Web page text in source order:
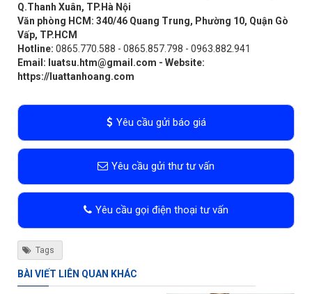
Q.Thanh Xuân, TP.Hà Nội
Văn phòng HCM: 340/46 Quang Trung, Phường 10, Quận Gò
Vấp, TP.HCM
Hotline: 0865.770.588 - 0865.857.798 - 0963.882.941
Email: luatsu.htm@gmail.com - Website:
https://luattanhoang.com
Yêu cầu gửi báo giá
Yêu cầu gửi thư tư vấn
Yêu cầu gọi điện thoại tư vấn
Tags
BÀI VIẾT LIÊN QUAN KHÁC